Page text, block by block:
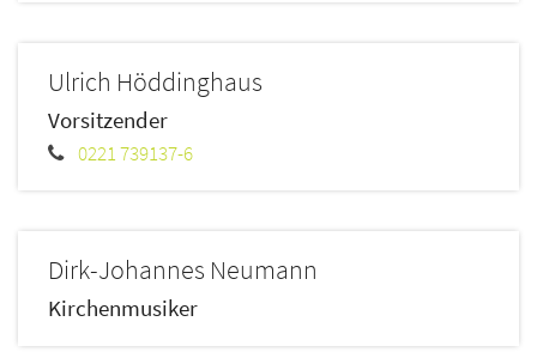
Ulrich Höddinghaus
Vorsitzender
0221 739137-6
Dirk-Johannes Neumann
Kirchenmusiker